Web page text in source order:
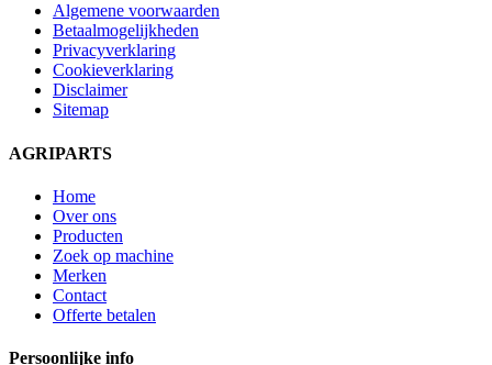
Algemene voorwaarden
Betaalmogelijkheden
Privacyverklaring
Cookieverklaring
Disclaimer
Sitemap
AGRIPARTS
Home
Over ons
Producten
Zoek op machine
Merken
Contact
Offerte betalen
Persoonlijke info